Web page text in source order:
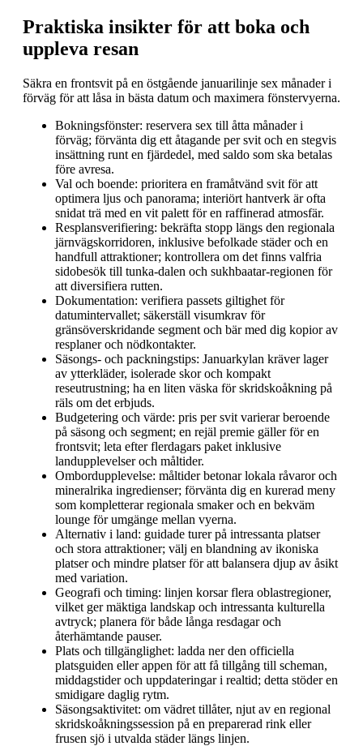
Praktiska insikter för att boka och
uppleva resan
Säkra en frontsvit på en östgående januarilinje sex månader i
förväg för att låsa in bästa datum och maximera fönstervyerna.
Bokningsfönster: reservera sex till åtta månader i
förväg; förvänta dig ett åtagande per svit och en stegvis
insättning runt en fjärdedel, med saldo som ska betalas
före avresa.
Val och boende: prioritera en framåtvänd svit för att
optimera ljus och panorama; interiört hantverk är ofta
snidat trä med en vit palett för en raffinerad atmosfär.
Resplansverifiering: bekräfta stopp längs den regionala
järnvägskorridoren, inklusive befolkade städer och en
handfull attraktioner; kontrollera om det finns valfria
sidobesök till tunka-dalen och sukhbaatar-regionen för
att diversifiera rutten.
Dokumentation: verifiera passets giltighet för
datumintervallet; säkerställ visumkrav för
gränsöverskridande segment och bär med dig kopior av
resplaner och nödkontakter.
Säsongs- och packningstips: Januarkylan kräver lager
av ytterkläder, isolerade skor och kompakt
reseutrustning; ha en liten väska för skridskoåkning på
räls om det erbjuds.
Budgetering och värde: pris per svit varierar beroende
på säsong och segment; en rejäl premie gäller för en
frontsvit; leta efter flerdagars paket inklusive
landupplevelser och måltider.
Ombordupplevelse: måltider betonar lokala råvaror och
mineralrika ingredienser; förvänta dig en kurerad meny
som kompletterar regionala smaker och en bekväm
lounge för umgänge mellan vyerna.
Alternativ i land: guidade turer på intressanta platser
och stora attraktioner; välj en blandning av ikoniska
platser och mindre platser för att balansera djup av åsikt
med variation.
Geografi och timing: linjen korsar flera oblastregioner,
vilket ger mäktiga landskap och intressanta kulturella
avtryck; planera för både långa resdagar och
återhämtande pauser.
Plats och tillgänglighet: ladda ner den officiella
platsguiden eller appen för att få tillgång till scheman,
middagstider och uppdateringar i realtid; detta stöder en
smidigare daglig rytm.
Säsongsaktivitet: om vädret tillåter, njut av en regional
skridskoåkningssession på en preparerad rink eller
frusen sjö i utvalda städer längs linjen.